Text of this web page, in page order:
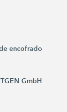
encofrado
GmbH